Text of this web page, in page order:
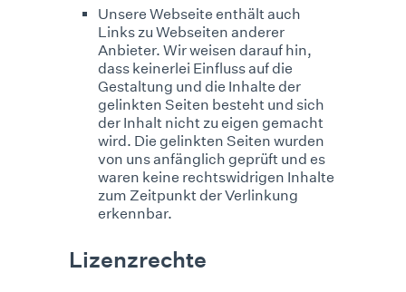
Unsere Webseite enthält auch
Links zu Webseiten anderer
Anbieter. Wir weisen darauf hin,
dass keinerlei Einfluss auf die
Gestaltung und die Inhalte der
gelinkten Seiten besteht und sich
der Inhalt nicht zu eigen gemacht
wird. Die gelinkten Seiten wurden
von uns anfänglich geprüft und es
waren keine rechtswidrigen Inhalte
zum Zeitpunkt der Verlinkung
erkennbar.
Lizenzrechte